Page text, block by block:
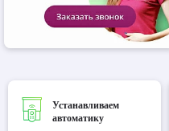
Устанавливаем
автоматику